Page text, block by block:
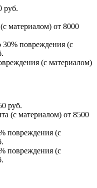
руб.
материалом) от 8000
повреждения (с
(с материалом)
руб.
(с материалом) от 8500
повреждения (с
повреждения (с